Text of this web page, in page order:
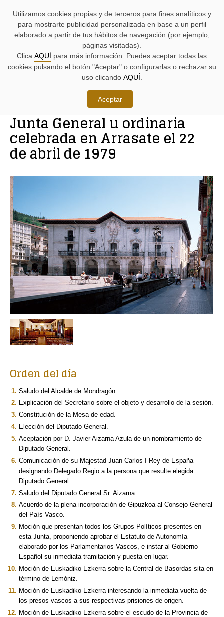
NAVEGACIÓN:
contenido.
parlamentaria.
parlamentarias.
MENÚS
PRINCIPAL
ACCESO
PÁGINA
CONTENIDO
PRINCIPAL
DE
LA
PÁGINA
Junta General u ordinaria
celebrada en Arrasate el 22
de abril de 1979
Orden del día
Saludo del Alcalde de Mondragón.
Explicación del Secretario sobre el objeto y desarrollo de la sesión.
Constitución de la Mesa de edad.
Elección del Diputado General.
Aceptación por D. Javier Aizarna Azula de un nombramiento de
Diputado General.
Comunicación de su Majestad Juan Carlos I Rey de España
designando Delegado Regio a la persona que resulte elegida
Diputado General.
Saludo del Diputado General Sr. Aizarna.
Acuerdo de la plena incorporación de Gipuzkoa al Consejo General
del País Vasco.
Moción que presentan todos los Grupos Políticos presentes en
esta Junta, proponiendo aprobar el Estatuto de Autonomía
elaborado por los Parlamentarios Vascos, e instar al Gobierno
Español su inmediata tramitación y puesta en lugar.
Moción de Euskadiko Ezkerra sobre la Central de Basordas sita en
término de Lemóniz.
Moción de Euskadiko Ezkerra interesando la inmediata vuelta de
los presos vascos a sus respectivas prisiones de origen.
Moción de Euskadiko Ezkerra sobre el escudo de la Provincia de
Utilizamos cookies propias y de terceros para fines analíticos y
para mostrarte publicidad personalizada en base a un perfil
elaborado a partir de tus hábitos de navegación (por ejemplo,
páginas visitadas).
Clica AQUÍ para más información. Puedes aceptar todas las
cookies pulsando el botón "Aceptar" o configurarlas o rechazar su
uso clicando AQUÍ
Aceptar